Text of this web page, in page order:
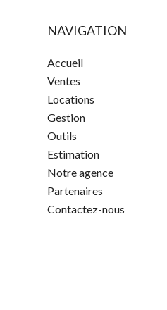
NAVIGATION
Accueil
Ventes
Locations
Gestion
Outils
Estimation
Notre agence
Partenaires
Contactez-nous